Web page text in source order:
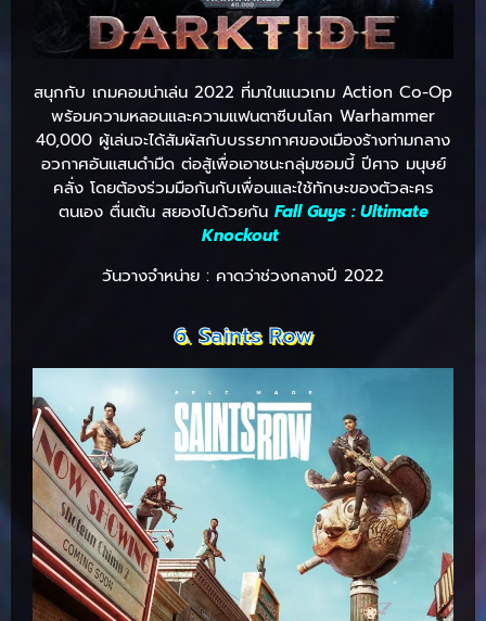
สนุกกับ เกมคอมน่าเล่น 2022 ที่มาในแนวเกม Action Co-Op
พร้อมความหลอนและความแฟนตาซีบนโลก Warhammer
40,000 ผู้เล่นจะได้สัมผัสกับบรรยากาศของเมืองร้างท่ามกลาง
อวกาศอันแสนดำมืด ต่อสู้เพื่อเอาชนะกลุ่มซอมบี้ ปีศาจ มนุษย์
คลั่ง โดยต้องร่วมมือกันกับเพื่อนและใช้ทักษะของตัวละคร
ตนเอง ตื่นเต้น สยองไปด้วยกัน Fall Guys : Ultimate
Knockout
วันวางจำหน่าย : คาดว่าช่วงกลางปี 2022
6. Saints Row